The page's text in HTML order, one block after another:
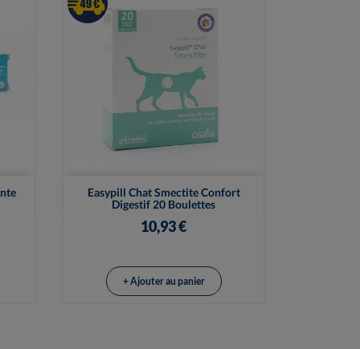
Easypill Chat Smectite Confort
Digestif 20 Boulettes
10,93 €
Vue rapide
+ Ajouter au panier